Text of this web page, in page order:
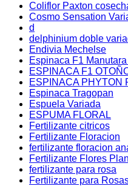
Coliflor Paxton
Cosmo Sensation
d
delphinium doble
Endivia Mechelse
Espinaca F1
ESPINACA F1
ESPINACA PHYTON
Espinaca Tragopan
Espuela Variada
ESPUMA FLORAL
Fertilizante citricos
Fertilizante Floracion
fertilizante floracion
Fertilizante Flores
fertilizante para rosa
Fertilizante para